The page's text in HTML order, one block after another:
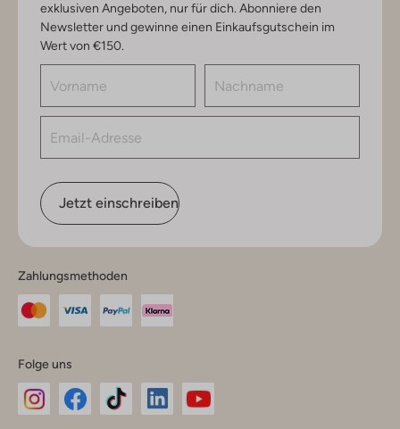
exklusiven Angeboten, nur für dich. Abonniere den
Newsletter und gewinne einen Einkaufsgutschein im
Wert von €150.
Jetzt einschreiben
Zahlungsmethoden
Folge uns